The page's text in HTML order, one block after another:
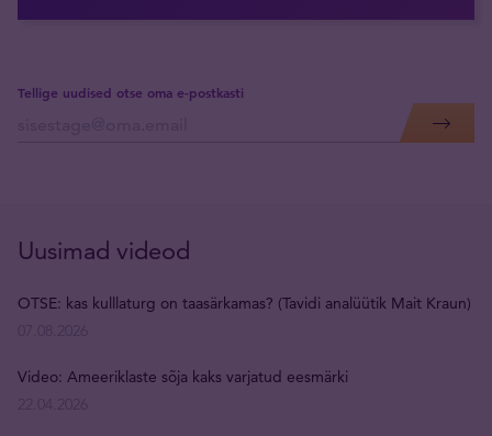
Tellige uudised otse oma e-postkasti
Uusimad videod
OTSE: kas kulllaturg on taasärkamas? (Tavidi analüütik Mait Kraun)
Video: Ameeriklaste sõja kaks varjatud eesmärki